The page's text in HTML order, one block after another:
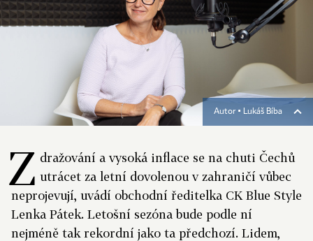
Autor ▪ Lukáš Bíba
Z dražování a vysoká inflace se na chuti Čechů
utrácet za letní dovolenou v zahraničí vůbec
neprojevují, uvádí obchodní ředitelka CK Blue Style
Lenka Pátek. Letošní sezóna bude podle ní
nejméně tak rekordní jako ta předchozí. Lidem,